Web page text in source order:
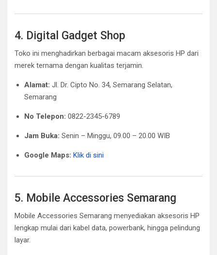
4. Digital Gadget Shop
Toko ini menghadirkan berbagai macam aksesoris HP dari
merek ternama dengan kualitas terjamin.
Alamat: Jl. Dr. Cipto No. 34, Semarang Selatan,
Semarang
No Telepon: 0822-2345-6789
Jam Buka: Senin – Minggu, 09.00 – 20.00 WIB
Google Maps: Klik di sini
5. Mobile Accessories Semarang
Mobile Accessories Semarang menyediakan aksesoris HP
lengkap mulai dari kabel data, powerbank, hingga pelindung
layar.